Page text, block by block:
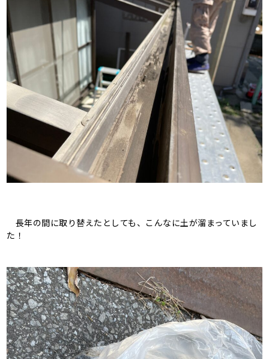
長年の間に取り替えたとしても、こんなに土が溜まっていまし
た！